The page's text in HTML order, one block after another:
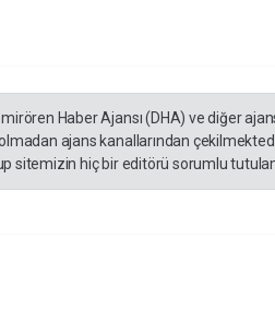
Haber Ajansı (DHA) ve diğer
ajans kanallarından
sitemizin hiç bir editörü sorumlu